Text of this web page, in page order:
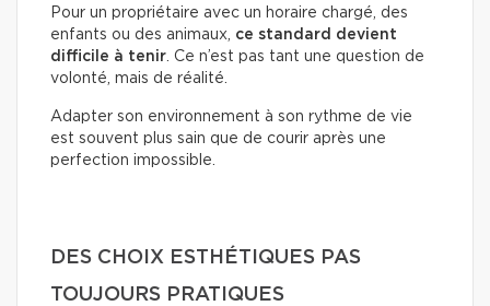
Pour un propriétaire avec un horaire chargé, des
enfants ou des animaux, ce standard devient
difficile à tenir . Ce n’est pas tant une question de
volonté, mais de réalité.
Adapter son environnement à son rythme de vie
est souvent plus sain que de courir après une
perfection impossible.
DES CHOIX ESTHÉTIQUES PAS
TOUJOURS PRATIQUES